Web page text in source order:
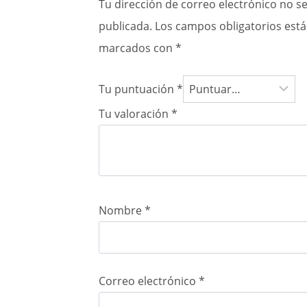
Tu dirección de correo electrónico no
publicada. Los campos obligatorios
marcados con *
Tu puntuación *
Tu valoración *
Nombre*
Correo electrónico *